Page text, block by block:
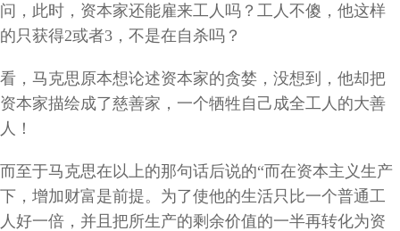
问，此时，资本家还能雇来工人吗？工人不傻，他这样
的只获得2或者3 ，不是在自杀吗？
看，马克思原本想论述资本家的贪婪，没想到，他却把
资本家描绘成了慈善家，一个牺牲自己成全工人的大善
人！
而至于马克思在以上的那句话后说的“而在资本主义生产
下，增加财富是前提。为了使他的生活只比一个普通工
人好一倍，并且把所生产的剩余价值的一半再转化为资